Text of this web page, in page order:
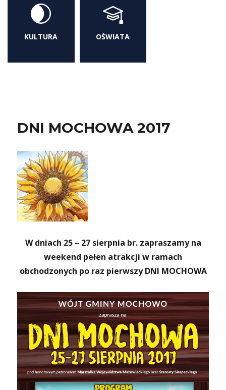
KULTURA OŚWIATA
DNI MOCHOWA 2017
W dniach 25 – 27 sierpnia br. zapraszamy na
weekend pełen atrakcji w ramach
obchodzonych po raz pierwszy DNI MOCHOWA